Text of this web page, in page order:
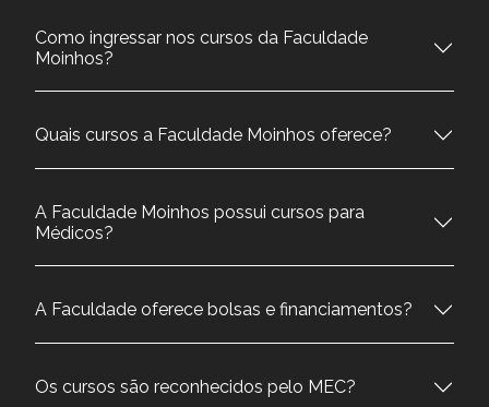
Como ingressar nos cursos da Faculdade
Moinhos?
Quais cursos a Faculdade Moinhos oferece?
A Faculdade Moinhos possui cursos para
Médicos?
A Faculdade oferece bolsas e financiamentos?
Os cursos são reconhecidos pelo MEC?